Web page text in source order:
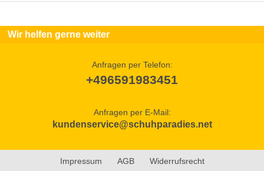
Wir helfen gerne weiter
Anfragen per Telefon:
+496591983451
Anfragen per E-Mail:
kundenservice@schuhparadies.net
Impressum AGB Widerrufsrecht